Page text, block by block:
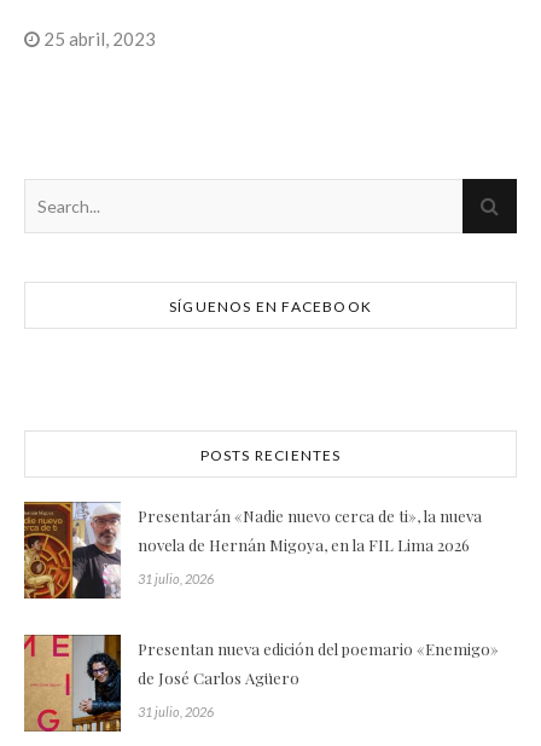
25 abril, 2023
SÍGUENOS EN FACEBOOK
POSTS RECIENTES
Presentarán «Nadie nuevo cerca de ti», la nueva
novela de Hernán Migoya, en la FIL Lima 2026
31 julio, 2026
Presentan nueva edición del poemario «Enemigo»
de José Carlos Agüero
31 julio, 2026